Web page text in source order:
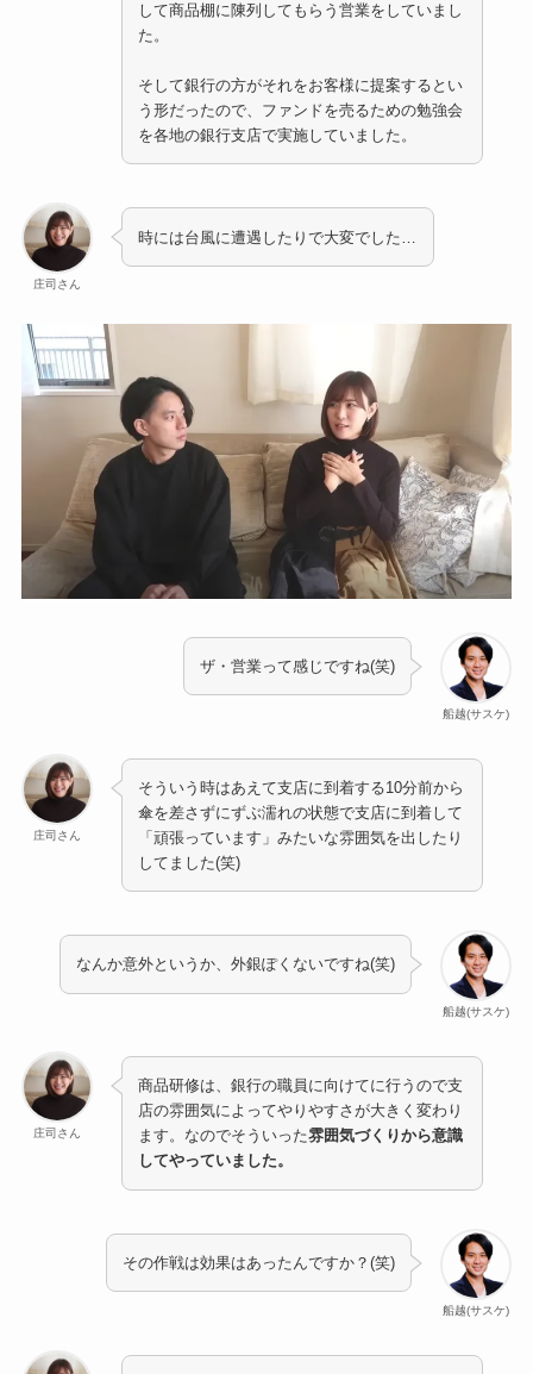
して商品棚に陳列してもらう営業をしていまし
た。
そして銀行の方がそれをお客様に提案するとい
う形だったので、ファンドを売るための勉強会
を各地の銀行支店で実施していました。
庄司さん
時には台風に遭遇したりで大変でした…
船越(サスケ)
ザ・営業って感じですね(笑)
庄司さん
そういう時はあえて支店に到着する10分前から
傘を差さずにずぶ濡れの状態で支店に到着して
「頑張っています」みたいな雰囲気を出したり
してました(笑)
船越(サスケ)
なんか意外というか、外銀ぽくないですね(笑)
庄司さん
商品研修は、銀行の職員に向けてに行うので支
店の雰囲気によってやりやすさが大きく変わり
ます。なのでそういった雰囲気づくりから意識
してやっていました。
船越(サスケ)
その作戦は効果はあったんですか？(笑)